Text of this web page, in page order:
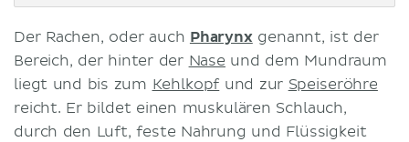
Der Rachen, oder auch Pharynxgenannt, ist der
Bereich, der hinter der Nase und dem Mundraum
liegt und bis zum Kehlkopf und zur Speiseröhre
reicht. Er bildet einen muskulären Schlauch,
durch den Luft, feste Nahrung und Flüssigkeit